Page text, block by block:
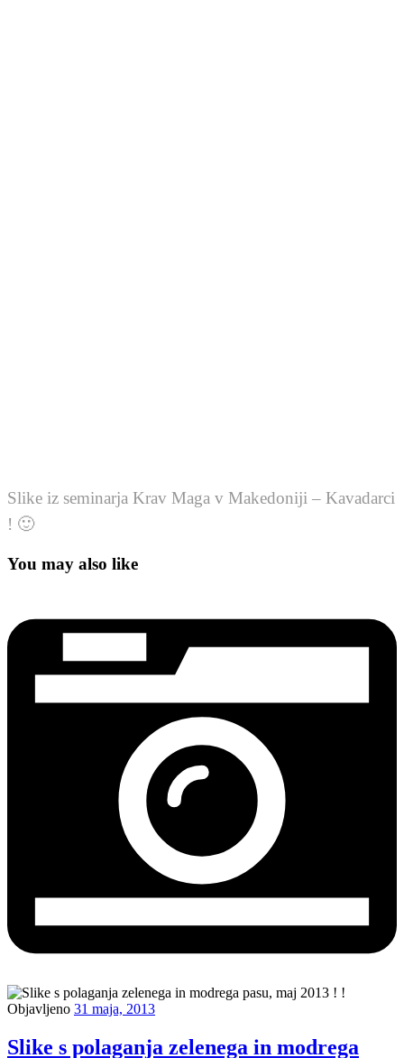
Slike iz seminarja Krav Maga v Makedoniji – Kavadarci
! 🙂
You may also like
Objavljeno 31 maja, 2013
Slike s polaganja zelenega in modrega